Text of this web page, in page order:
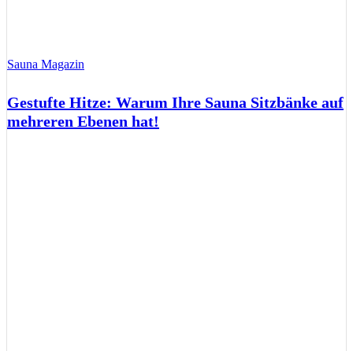
Sauna Magazin
Gestufte Hitze: Warum Ihre Sauna Sitzbänke auf
mehreren Ebenen hat!